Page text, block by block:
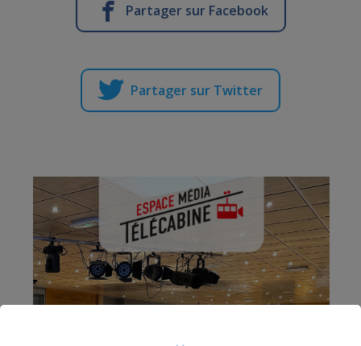
Partager sur Facebook
Partager sur Twitter